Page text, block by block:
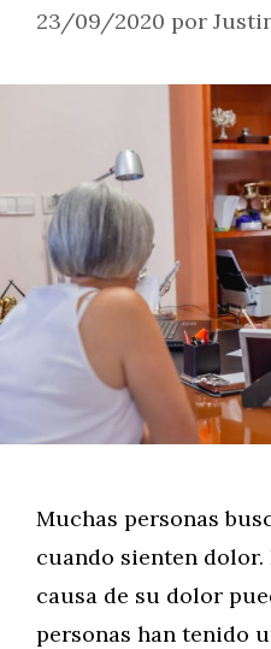
23/09/2020 por
Muchas personas
cuando sienten dolor.
causa de su dolor
personas han tenido